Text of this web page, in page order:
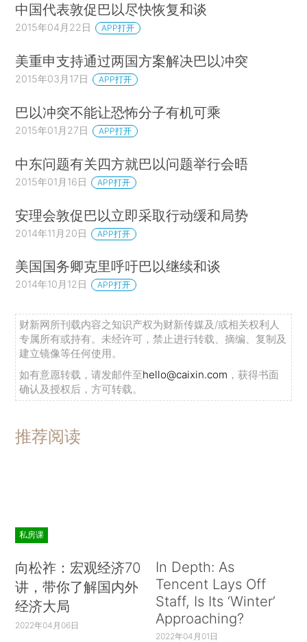
中国代表敦促巴以尽快恢复和谈
2015年04月22日 APP打开
美重申支持通过两国方案解决巴以冲突
2015年03月17日 APP打开
巴以冲突不能让恐怖分子有机可乘
2015年01月27日 APP打开
中东问题有关四方就巴以问题举行会晤
2015年01月16日 APP打开
安理会敦促巴以立即采取行动缓和局势
2014年11月20日 APP打开
美国国务卿克里呼吁巴以继续和谈
2014年10月12日 APP打开
财新网所刊载内容之知识产权为财新传媒及/或相关权利人
专属所有或持有。未经许可，禁止进行转载、摘编、复制及
建立镜像等任何使用。
如有意愿转载，请发邮件至hello@caixin.com ，获得书面
确认及授权后，方可转载。
推荐阅读
私房课
向松祚：宏观经济70
讲，带你了解国内外
经济大局
2022年04月06日
In Depth: As
Tencent Lays Off
Staff, Is Its ‘Winter’
Approaching?
2022年04月01日